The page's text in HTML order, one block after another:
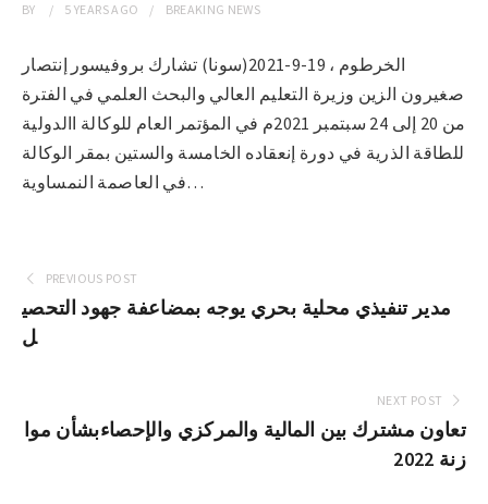
BY 5 YEARSAGO BREAKING NEWS
الخرطوم ، 19-9-2021(سونا) تشارك بروفيسور إنتصار
صغيرون الزين وزيرة التعليم العالي والبحث العلمي في الفترة
من 20 إلى 24 سبتمبر 2021م في المؤتمر العام للوكالة االدولية
للطاقة الذرية في دورة إنعقاده الخامسة والستين بمقر الوكالة
في العاصمة النمساوية…
PREVIOUS POST
مدير تنفيذي محلية بحري يوجه بمضاعفة جهود التحصي
ل
NEXT POST
تعاون مشترك بين المالية والمركزي والإحصاءبشأن موا
زنة 2022